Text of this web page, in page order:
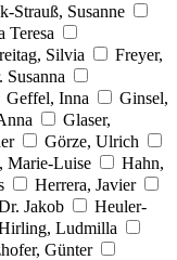
Strauß, Susanne
Teresa
Silvia
Freyer,
Geffel, Inna
Ginsel,
Glaser,
Görze, Ulrich
Marie-Luise
Hahn,
Herrera, Javier
Jakob
Heuler-
Ludmilla
Günter